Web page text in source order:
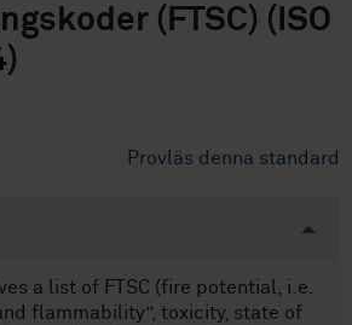
(FTSC) (ISO
Provläs denna standard
a list of FTSC (fire potential, i.e.
flammability”, toxicity, state of